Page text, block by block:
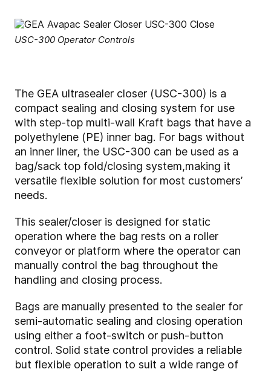
USC-300 Operator Controls
The GEA ultrasealer closer (USC-300) is a
compact sealing and closing system for use
with step-top multi-wall Kraft bags that have a
polyethylene (PE) inner bag. For bags without
an inner liner, the USC-300 can be used as a
bag/sack top fold/closing system,making it
versatile flexible solution for most customers’
needs.
This sealer/closer is designed for static
operation where the bag rests on a roller
conveyor or platform where the operator can
manually control the bag throughout the
handling and closing process.
Bags are manually presented to the sealer for
semi-automatic sealing and closing operation
using either a foot-switch or push-button
control. Solid state control provides a reliable
but flexible operation to suit a wide range of